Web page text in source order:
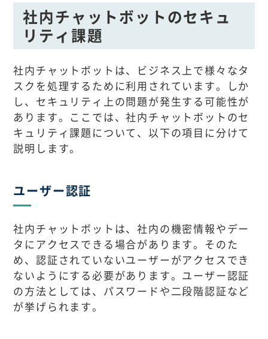
社内チャットボットのセキュ
リティ課題
社内チャットボットは、ビジネス上で様々なタ
スクを処理するために利用されています。しか
し、セキュリティ上の問題が発生する可能性が
あります。ここでは、社内チャットボットのセ
キュリティ課題について、以下の項目に分けて
説明します。
ユーザー認証
社内チャットボットは、社内の機密情報やデー
タにアクセスできる場合があります。そのた
め、認証されていないユーザーがアクセスでき
ないようにする必要があります。ユーザー認証
の方法としては、パスワードや二段階認証など
が挙げられます。